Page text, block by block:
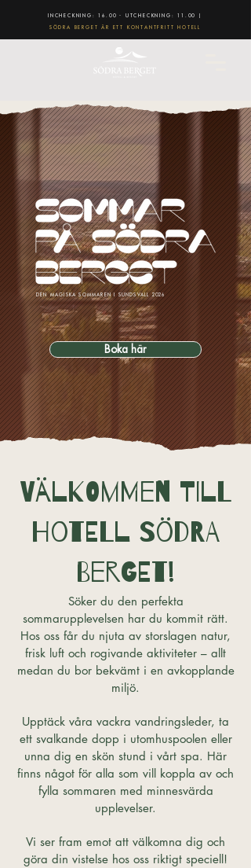
INCHECKNING: 16.00 - UTCHECKNING: 11.00 |
SÖDRA BERGET ÄR ETT KONTANTFRITT HOTELL
DEN MAGISKA SOMMAREN I SUNDSVALL 2026
Boka här
Välkommen till
Hotell Södra
Berget!
Söker du den perfekta
sommarupplevelsen har du kommit rätt.
Hos oss får du njuta av storslagen natur,
frisk luft och rogivande aktiviteter – allt
medan du bor bekvämt i en avkopplande
miljö.
Upptäck våra vackra vandringsleder, ta
ett svalkande dopp i utomhuspoolen eller
unna dig en skön stund i vårt spa. Här
finns något för alla som vill koppla av och
fylla sommaren med minnesvärda
upplevelser.
Vi ser fram emot att välkomna dig och
göra din vistelse hos oss riktigt speciell!